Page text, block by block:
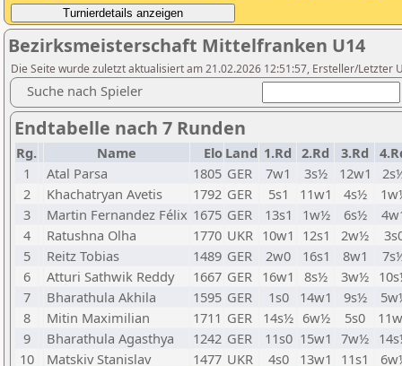
Bezirksmeisterschaft Mittelfranken U14
Die Seite wurde zuletzt aktualisiert am 21.02.2026 12:51:57, Ersteller/Letzter
Suche nach Spieler
Endtabelle nach 7 Runden
Rg. Name Elo Land 1.Rd 2.Rd 3.Rd
1
Atal Parsa 1805 GER 7w1 3s½ 12w1
2
Khachatryan Avetis 1792 GER 5s1 11w1 4s½
3
Martin Fernandez Félix 1675 GER 13s1 1w½ 6s½
4
Ratushna Olha 1770 UKR 10w1 12s1 2w½
5
Reitz Tobias 1489 GER 2w0 16s1 8w1
6
Atturi Sathwik Reddy 1667 GER 16w1 8s½ 3w½
7
Bharathula Akhila 1595 GER 1s0 14w1 9s½
8
Mitin Maximilian 1711 GER 14s½ 6w½ 5s0
9
Bharathula Agasthya 1242 GER 11s0 15w1 7w½
10
Matskiv Stanislav 1477 UKR 4s0 13w1 11s1